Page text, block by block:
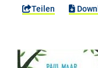
Teilen